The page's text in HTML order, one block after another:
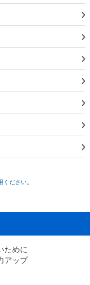
ださい。
ために
アップ